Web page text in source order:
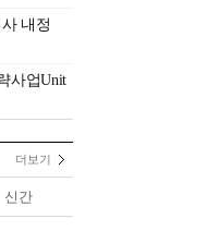
내정
사업Unit
더보기
신간